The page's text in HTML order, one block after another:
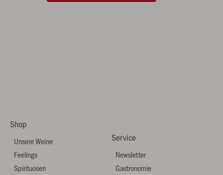
Shop
Unsere Weine
Feelings
Spirituosen
Service
Newsletter
Gastronomie